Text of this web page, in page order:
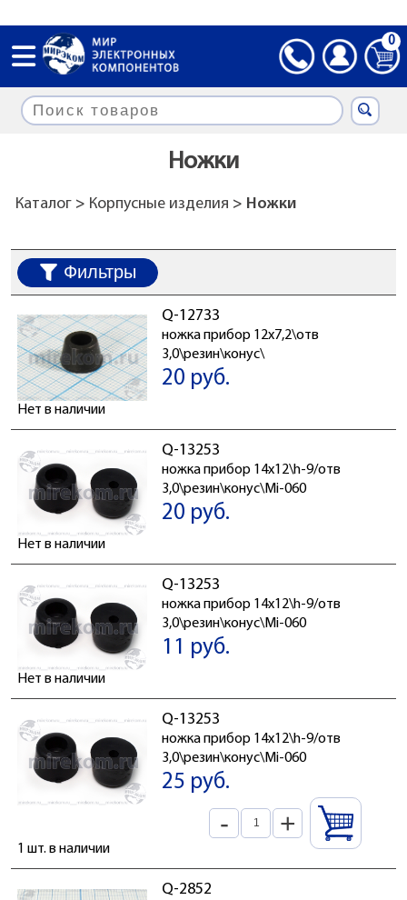
0
Ножки
Каталог> Корпусные изделия > Ножки
Фильтры
Q-12733
ножка прибор 12x7,2\отв
3,0\резин\конус\
20 руб.
Нет в наличии
Q-13253
ножка прибор 14x12\h-9/отв
3,0\резин\конус\Mi-060
20 руб.
Нет в наличии
Q-13253
ножка прибор 14x12\h-9/отв
3,0\резин\конус\Mi-060
11 руб.
Нет в наличии
Q-13253
ножка прибор 14x12\h-9/отв
3,0\резин\конус\Mi-060
25 руб.
- +
1 шт. в наличии
Q-2852